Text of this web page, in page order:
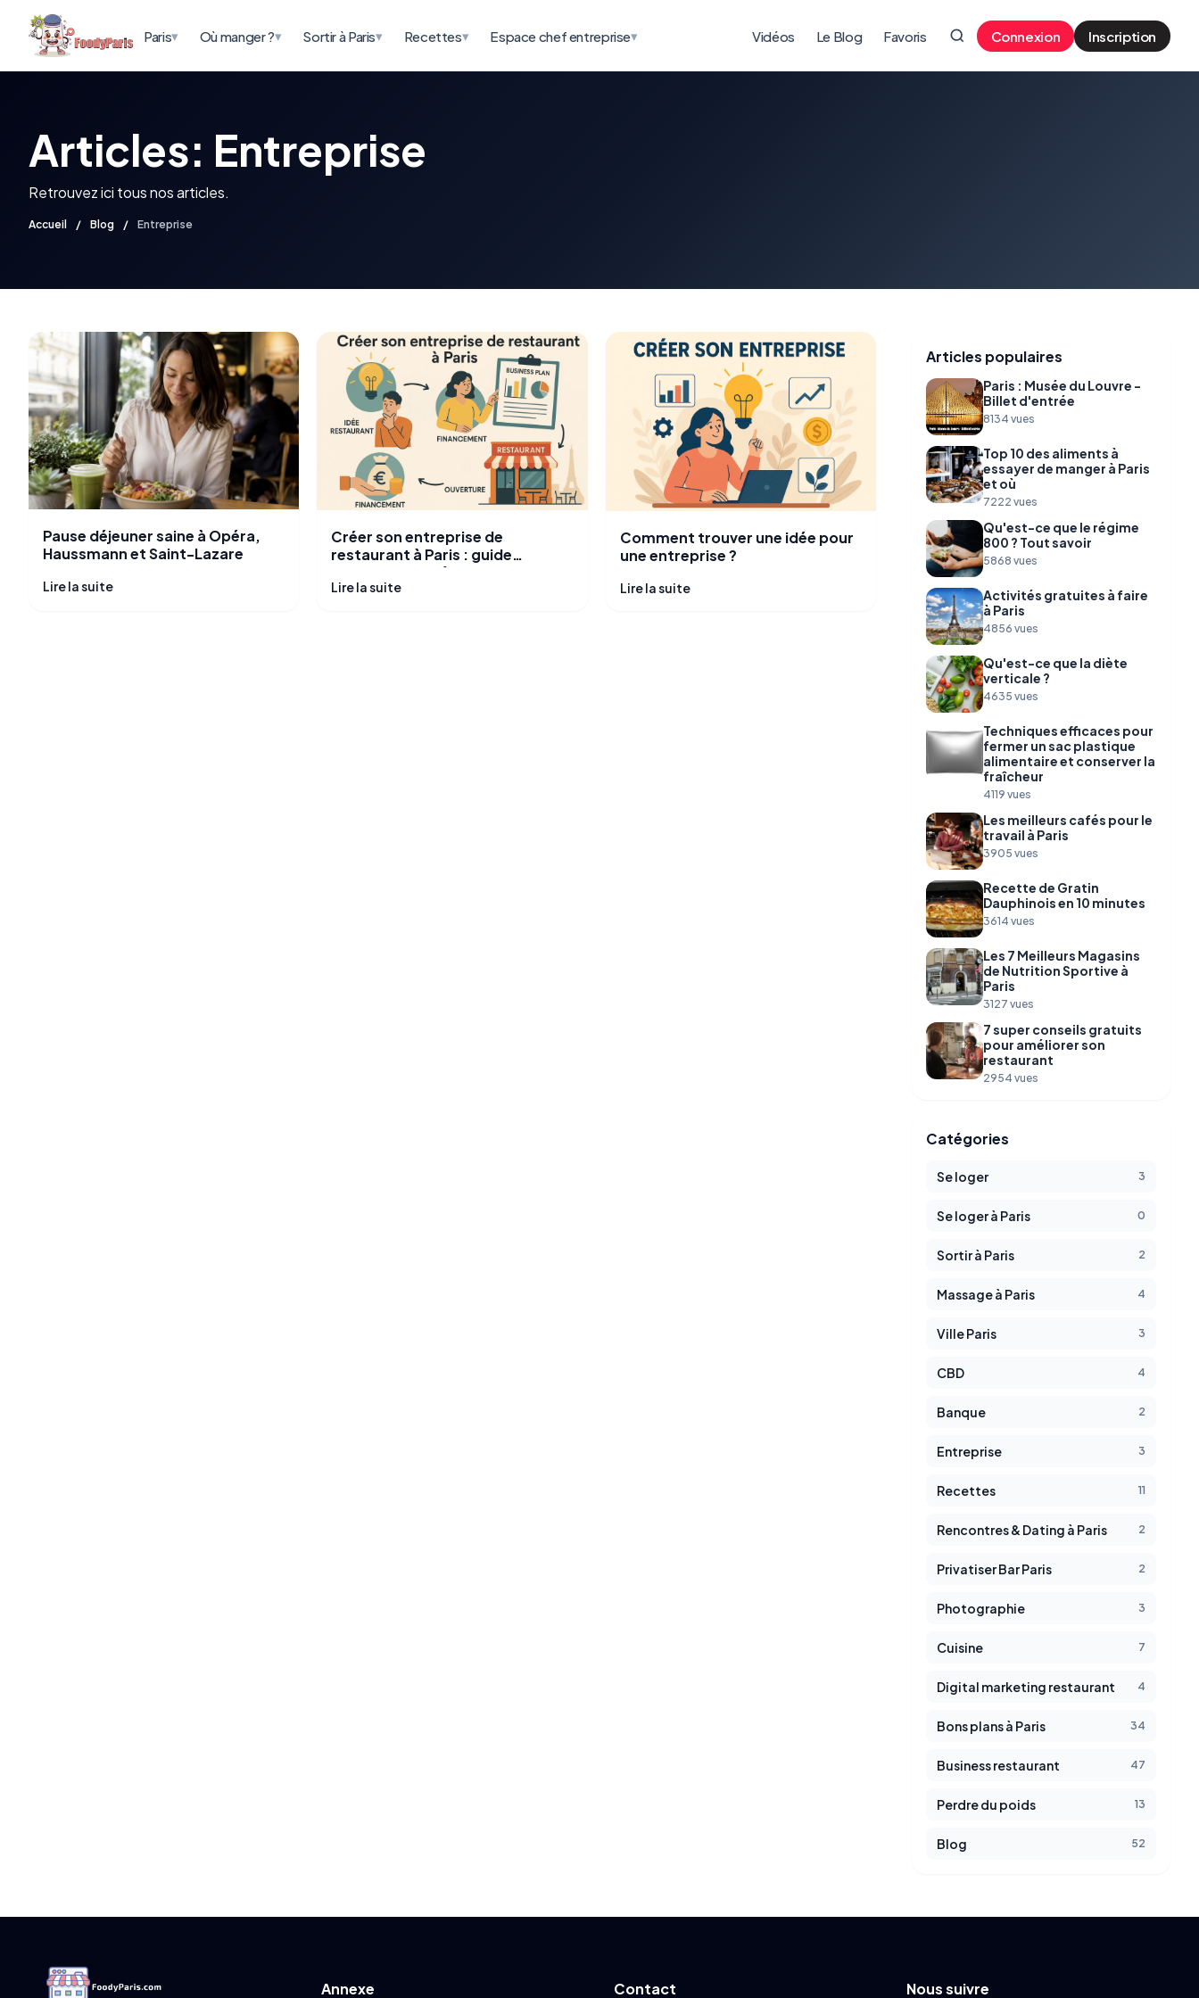
Paris▾ Où manger ?▾ Sortir à Paris▾ Recettes▾ Espace chef entreprise▾ Vidéos Le Blog Favoris Connexion Inscription
Articles: Entreprise
Retrouvez ici tous nos articles.
Accueil / Blog / Entreprise
Pause déjeuner saine à Opéra,
Haussmann et Saint-Lazare
Lire la suite
Créer son entreprise de
restaurant à Paris : guide
complet pour réussir en 2025
Lire la suite
Comment trouver une idée pour
une entreprise ?
Lire la suite
Articles populaires
Paris : Musée du Louvre -
Billet d'entrée
8134 vues
Top 10 des aliments à
essayer de manger à Paris
et où
7222 vues
Qu'est-ce que le régime
800 ? Tout savoir
5868 vues
Activités gratuites à faire
à Paris
4856 vues
Qu'est-ce que la diète
verticale ?
4635 vues
Techniques efficaces pour
fermer un sac plastique
alimentaire et conserver la
fraîcheur
4119 vues
Les meilleurs cafés pour le
travail à Paris
3905 vues
Recette de Gratin
Dauphinois en 10 minutes
3614 vues
Les 7 Meilleurs Magasins
de Nutrition Sportive à
Paris
3127 vues
7 super conseils gratuits
pour améliorer son
restaurant
2954 vues
Catégories
Se loger 3
Se loger à Paris 0
Sortir à Paris 2
Massage à Paris 4
Ville Paris 3
CBD 4
Banque 2
Entreprise 3
Recettes 11
Rencontres & Dating à Paris 2
Privatiser Bar Paris 2
Photographie 3
Cuisine 7
Digital marketing restaurant 4
Bons plans à Paris 34
Business restaurant 47
Perdre du poids 13
Blog 52
Annexe Contact Nous suivre